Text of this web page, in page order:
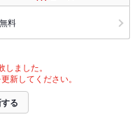
料
ました。
新してください。
る